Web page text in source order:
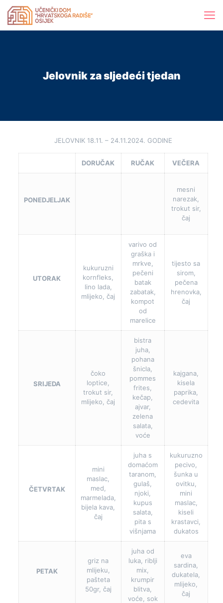
Jelovnik za sljedeći tjedan
JELOVNIK 18.11. – 24.11.2024. GODINE
DORUČAK RUČAK VEČERA
PONEDJELJAK
mesni
narezak,
trokut sir,
čaj
UTORAK
kukuruzni
kornfleks,
lino lada,
mlijeko, čaj
varivo od
graška i
mrkve,
pečeni
batak
zabatak,
kompot
od
marelice
tijesto sa
sirom,
pečena
hrenovka,
čaj
SRIJEDA
čoko
loptice,
trokut sir,
mlijeko, čaj
bistra
juha,
pohana
šnicla,
pommes
frites,
kečap,
ajvar,
zelena
salata,
voće
kajgana,
kisela
paprika,
cedevita
ČETVRTAK
mini
maslac,
med,
marmelada,
bijela kava,
čaj
juha s
domaćom
taranom,
gulaš,
njoki,
kupus
salata,
pita s
višnjama
kukuruzno
pecivo,
šunka u
ovitku,
mini
maslac,
kiseli
krastavci,
dukatos
PETAK
griz na
mlijeku,
pašteta
50gr, čaj
juha od
luka, riblji
mix,
krumpir
blitva,
voće, sok
eva
sardina,
dukatela,
mlijeko,
čaj